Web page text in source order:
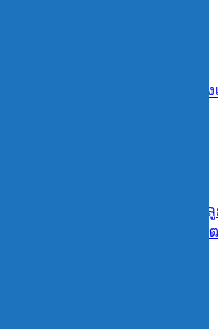
บบ หลัง depa รับรองเป็นเขตส่ง
สร้างการเติบโตอย่างยั่งยืน ยึด
ตกรรม ธรรมาภิบาล และการ